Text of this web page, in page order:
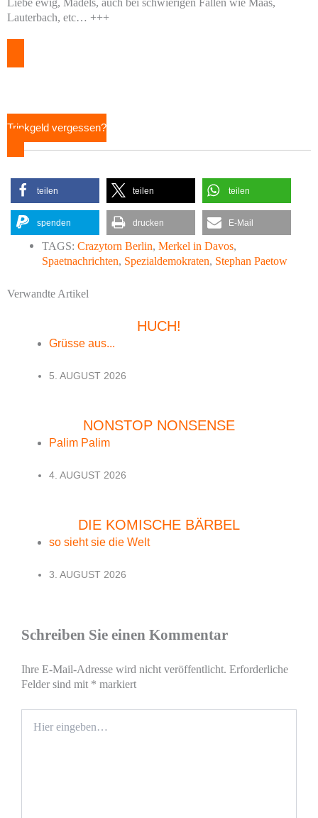
Lauterbach, etc… +++
Trinkgeld vergessen?
teilen teilen teilen
spenden drucken E-Mail
TAGS:Crazytorn Berlin,Merkel in Davos,
Spaetnachrichten, Spezialdemokraten, Stephan Paetow
Verwandte Artikel
HUCH!
Grüsse aus...
5. AUGUST 2026
NONSTOP NONSENSE
Palim Palim
4. AUGUST 2026
DIE KOMISCHE BÄRBEL
so sieht sie die Welt
3. AUGUST 2026
Schreiben Sie einen Kommentar
Ihre E-Mail-Adresse wird nicht veröffentlicht. Erforderliche
Felder sind mit * markiert
eingeben…